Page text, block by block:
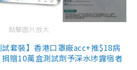
點擊圖片放大
套裝】香港口罩廠acc+推$18病
贈10萬盒測試劑予深水埗露宿者